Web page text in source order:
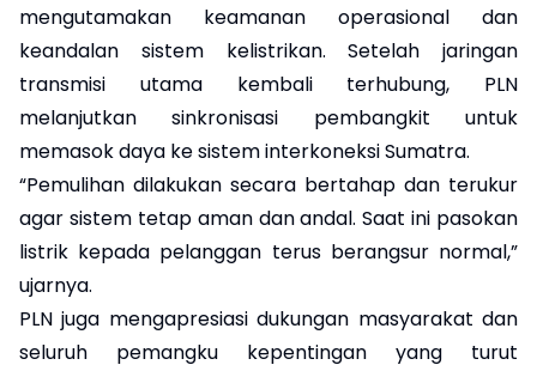
mengutamakan keamanan operasional dan
keandalan sistem kelistrikan. Setelah jaringan
transmisi utama kembali terhubung, PLN
melanjutkan sinkronisasi pembangkit untuk
memasok daya ke sistem interkoneksi Sumatra.
“Pemulihan dilakukan secara bertahap dan terukur
agar sistem tetap aman dan andal. Saat ini pasokan
listrik kepada pelanggan terus berangsur normal,”
ujarnya.
PLN juga mengapresiasi dukungan masyarakat dan
seluruh pemangku kepentingan yang turut